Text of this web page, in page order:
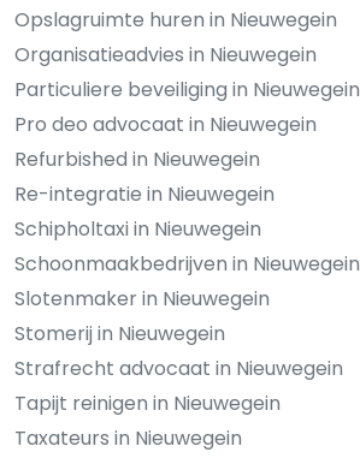
Opslagruimte huren in Nieuwegein
Organisatieadvies in Nieuwegein
Particuliere beveiliging in Nieuwegein
Pro deo advocaat in Nieuwegein
Refurbished in Nieuwegein
Re-integratie in Nieuwegein
Schipholtaxi in Nieuwegein
Schoonmaakbedrijven in Nieuwegein
Slotenmaker in Nieuwegein
Stomerij in Nieuwegein
Strafrecht advocaat in Nieuwegein
Tapijt reinigen in Nieuwegein
Taxateurs in Nieuwegein